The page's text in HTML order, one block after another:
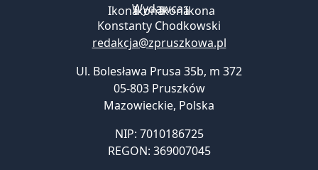
Wydawca:
Konstanty Chodkowski
redakcja@zpruszkowa.pl
Ul. Bolesława Prusa 35b, m 372
05-803 Pruszków
Mazowieckie, Polska
NIP: 7010186725
REGON: 369007045